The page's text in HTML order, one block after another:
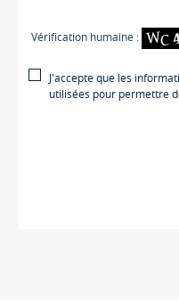
Vérification humaine :
J'accepte que les
utilisées pour permettre